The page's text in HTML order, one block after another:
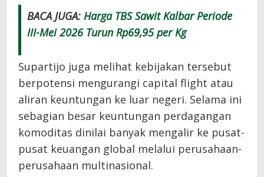
BACA JUGA: Harga TBS Sawit Kalbar Periode
III-Mei 2026 Turun Rp69,95 per Kg
Supartijo juga melihat kebijakan tersebut
berpotensi mengurangi capital flight atau
aliran keuntungan ke luar negeri. Selama ini
sebagian besar keuntungan perdagangan
komoditas dinilai banyak mengalir ke pusat-
pusat keuangan global melalui perusahaan-
perusahaan multinasional.